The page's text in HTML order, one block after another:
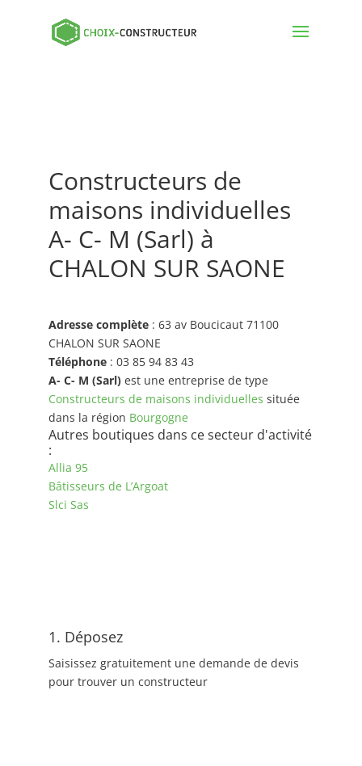
Constructeurs de
maisons individuelles
A- C- M (Sarl) à
CHALON SUR SAONE
Adresse complète: 63 av Boucicaut 71100
CHALON SUR SAONE
Téléphone: 03 85 94 83 43
A- C- M (Sarl)est une entreprise de type
Constructeurs de maisons individuelles située
dans la région Bourgogne
Autres boutiques dans ce secteur d'activité
:
Allia 95
Bâtisseurs de L’Argoat
Slci Sas
1. Déposez
Saisissez gratuitement une demande de devis
pour trouver un constructeur